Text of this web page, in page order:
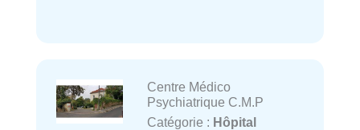
Centre Médico
Psychiatrique C.M.P
Catégorie : Hôpital